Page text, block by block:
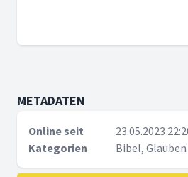
METADATEN
Online seit
23.05.2023
Kategorien
Bibel, Glauben